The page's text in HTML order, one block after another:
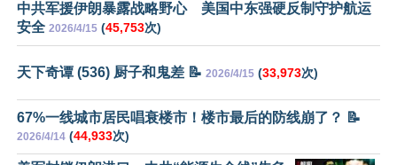
中共军援伊朗暴露战略野心 美国中东强硬反制守护航运
安全 2026/4/15 (45,753次)
天下奇谭 (536) 厨子和鬼差 📝 2026/4/15 (33,973次)
67%一线城市居民唱衰楼市！楼市最后的防线崩了？ 📝
2026/4/14 (44,933次)